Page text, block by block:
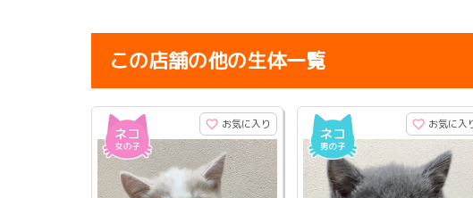
この店舗の他の生体一覧
お気に入り お気に入